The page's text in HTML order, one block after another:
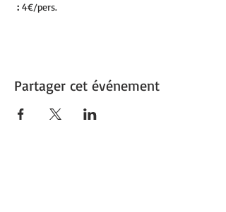
: 4€/pers.
Partager cet événement